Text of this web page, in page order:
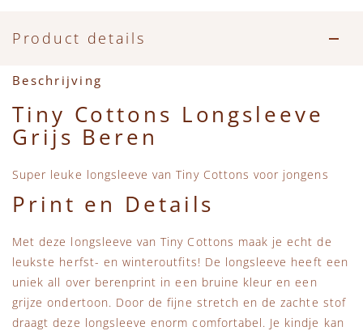
Zwemkleding
Feestkleding
Beren, Speendoekjes en Knuffeldoekjes
Verzorgingsproducten
Beren
Mini Rodini
+1 in the family
New Balance
Piupiuchick
Sproet & Sprout
Tiny Cottons
Product details
Beschrijving
Tiny Cottons Longsleeve
Grijs Beren
Super leuke longsleeve van Tiny Cottons voor jongens
Print en Details
Met deze longsleeve van Tiny Cottons maak je echt de
leukste herfst- en winteroutfits! De longsleeve heeft een
uniek all over berenprint in een bruine kleur en een
grijze ondertoon. Door de fijne stretch en de zachte stof
draagt deze longsleeve enorm comfortabel. Je kindje kan